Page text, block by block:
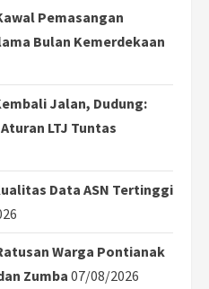
Pemasangan
Bulan Kemerdekaan
Jalan, Dudung:
LTJ Tuntas
Data ASN Tertinggi
Warga Pontianak
Zumba 07/08/2026